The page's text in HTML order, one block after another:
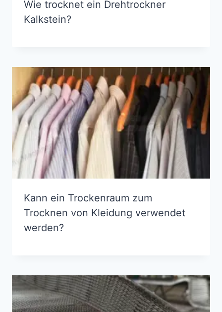
Wie trocknet ein Dreh­trockner
Kalkstein?
Kann ein Trockenraum zum
Trocknen von Kleidung verwendet
werden?